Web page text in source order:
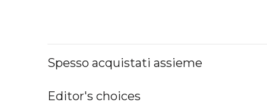
Spesso acquistati assieme
Editor's choices